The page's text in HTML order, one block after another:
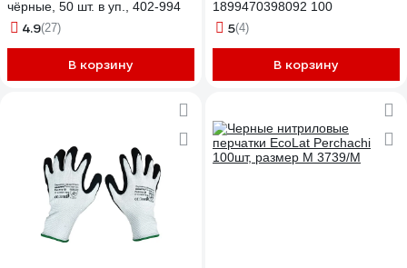
чёрные, 50 шт. в уп., 402-994
4.9(27)
В корзину
1899470398092 100
5(4)
В корзину